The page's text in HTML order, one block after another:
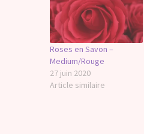
Roses en Savon –
Medium/Rouge
27 juin 2020
Article similaire